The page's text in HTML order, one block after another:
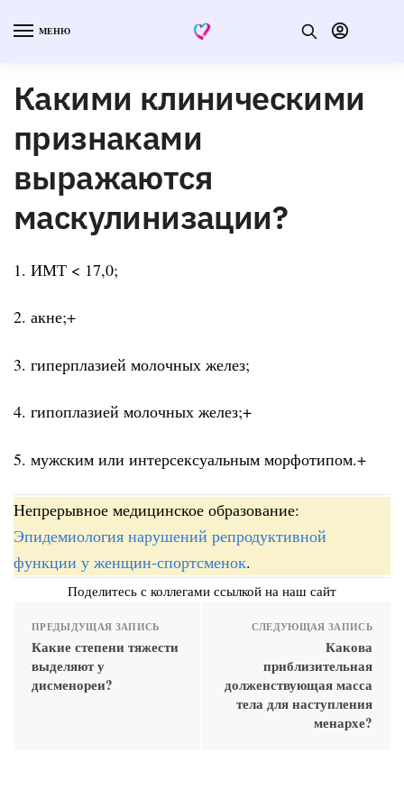
МЕНЮ
Какими клиническими
признаками
выражаются
маскулинизации?
1. ИМТ < 17,0;
2. акне;+
3. гиперплазией молочных желез;
4. гипоплазией молочных желез;+
5. мужским или интерсексуальным морфотипом.+
Непрерывное медицинское образование:
Эпидемиология нарушений репродуктивной
функции у женщин-спортсменок.
Поделитесь с коллегами ссылкой на наш сайт
ПРЕДЫДУЩАЯ ЗАПИСЬ
Какие степени тяжести
выделяют у
дисменореи?
СЛЕДУЮЩАЯ ЗАПИСЬ
Какова
приблизительная
долженствующая масса
тела для наступления
менархе?